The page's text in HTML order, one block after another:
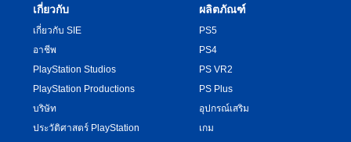
เกี่ยวกับ
เกี่ยวกับ SIE
อาชีพ
PlayStation Studios
PlayStation Productions
บริษัท
ประวัติศาสตร์ PlayStation
ผลิตภัณฑ์
PS5
PS4
PS VR2
PS Plus
อุปกรณ์เสริม
เกม